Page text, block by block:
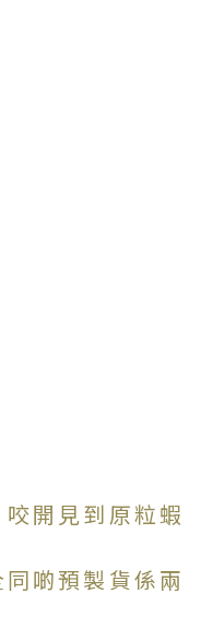
開見到原粒蝦
啲預製貨係兩